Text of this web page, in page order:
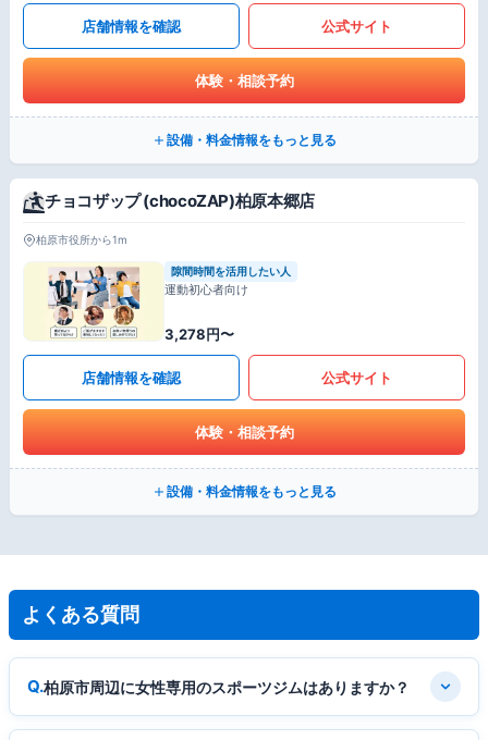
店舗情報を確認 公式サイト
体験・相談予約
設備・料金情報をもっと見る
チョコザップ (chocoZAP)柏原本郷店
柏原市役所から1m
隙間時間を活用したい人
運動初心者向け
3,278円〜
店舗情報を確認 公式サイト
体験・相談予約
設備・料金情報をもっと見る
よくある質問
柏原市周辺に女性専用のスポーツジムはありますか？